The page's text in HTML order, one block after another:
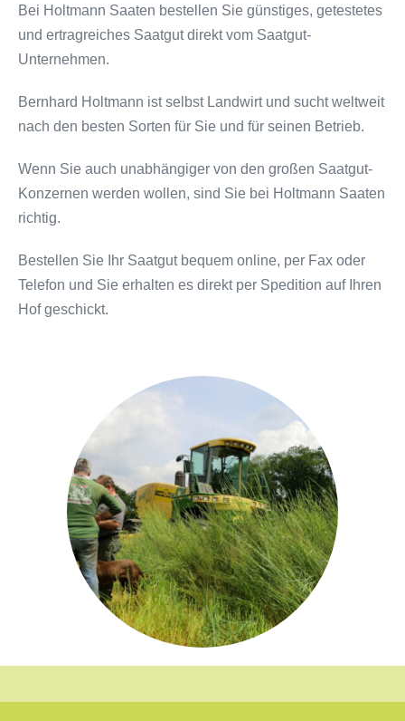
Bei Holtmann Saaten bestellen Sie günstiges, getestetes
und ertragreiches Saatgut direkt vom Saatgut-
Unternehmen.
Bernhard Holtmann ist selbst Landwirt und sucht weltweit
nach den besten Sorten für Sie und für seinen Betrieb.
Wenn Sie auch unabhängiger von den großen Saatgut-
Konzernen werden wollen, sind Sie bei Holtmann Saaten
richtig.
Bestellen Sie Ihr Saatgut bequem online, per Fax oder
Telefon und Sie erhalten es direkt per Spedition auf Ihren
Hof geschickt.